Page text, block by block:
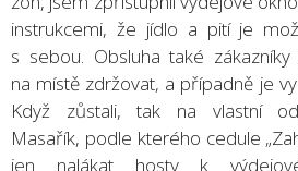
instrukcemi, že jídlo a pití je
s sebou. Obsluha také
na místě zdržovat, a případně je
Když zůstali, tak na vlastní
Masařík, podle kterého cedule
jen nalákat hosty k